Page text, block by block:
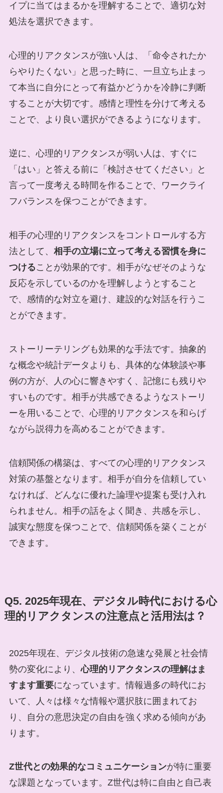
イプに当てはまるかを理解することで、適切な対
処法を選択できます。
心理的リアクタンスが強い人は、「命令されたか
らやりたくない」と思った時に、一旦立ち止まっ
て本当に自分にとって有益かどうかを冷静に判断
することが大切です。感情と理性を分けて考える
ことで、より良い選択ができるようになります。
逆に、心理的リアクタンスが弱い人は、すぐに
「はい」と答える前に「検討させてください」と
言って一度考える時間を作ることで、ワークライ
フバランスを保つことができます。
相手の心理的リアクタンスをコントロールする方
法として、 相手の立場に立って考える習慣を身に
つけることが効果的です。相手がなぜそのような
反応を示しているのかを理解しようとすること
で、感情的な対立を避け、建設的な対話を行うこ
とができます。
ストーリーテリングも効果的な手法です。抽象的
な概念や統計データよりも、具体的な体験談や事
例の方が、人の心に響きやすく、記憶にも残りや
すいものです。相手が共感できるようなストーリ
ーを用いることで、心理的リアクタンスを和らげ
ながら説得力を高めることができます。
信頼関係の構築は、すべての心理的リアクタンス
対策の基盤となります。相手が自分を信頼してい
なければ、どんなに優れた論理や提案も受け入れ
られません。相手の話をよく聞き、共感を示し、
誠実な態度を保つことで、信頼関係を築くことが
できます。
Q5. 2025年現在、デジタル時代における心
理的リアクタンスの注意点と活用法は？
2025年現在、デジタル技術の急速な発展と社会情
勢の変化により、心理的リアクタンスの理解はま
すます重要になっています。情報過多の時代にお
いて、人々は様々な情報や選択肢に囲まれてお
り、自分の意思決定の自由を強く求める傾向があ
ります。
Z世代との効果的なコミュニケーションが特に重要
な課題となっています。Z世代は特に自由と自己表